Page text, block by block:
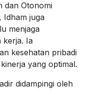
dan Otonomi
Idham juga
menjaga
kerja. Ia
kesehatan pribadi
yang optimal.
didampingi oleh